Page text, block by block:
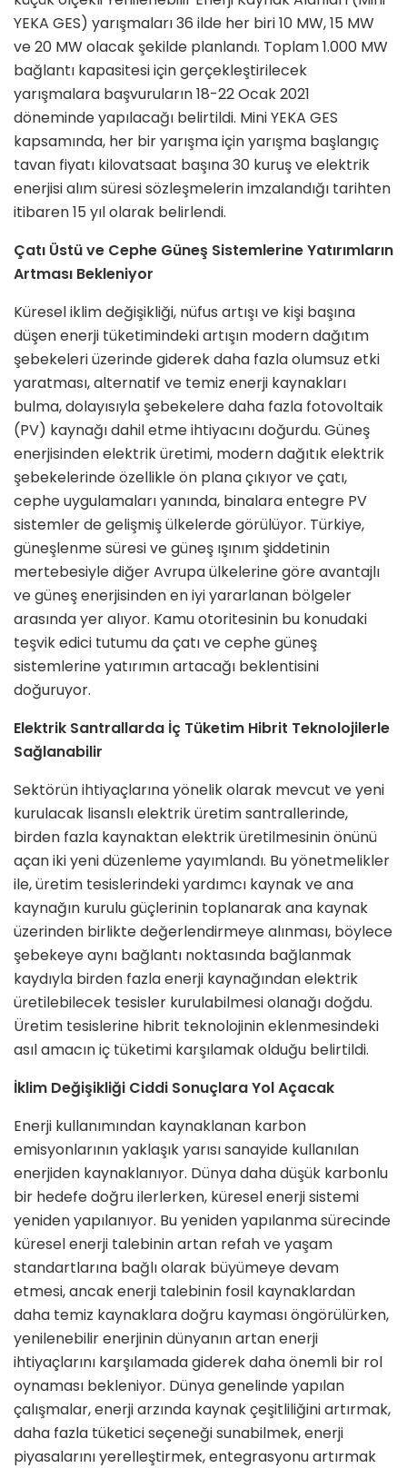
YEKA GES) yarışmaları 36 ilde her biri 10 MW, 15 MW
ve 20 MW olacak şekilde planlandı. Toplam 1.000 MW
bağlantı kapasitesi için gerçekleştirilecek
yarışmalara başvuruların 18-22 Ocak 2021
döneminde yapılacağı belirtildi. Mini YEKA GES
kapsamında, her bir yarışma için yarışma başlangıç
tavan fiyatı kilovatsaat başına 30 kuruş ve elektrik
enerjisi alım süresi sözleşmelerin imzalandığı tarihten
itibaren 15 yıl olarak belirlendi.
Çatı Üstü ve Cephe Güneş Sistemlerine Yatırımların
Artması Bekleniyor
Küresel iklim değişikliği, nüfus artışı ve kişi başına
düşen enerji tüketimindeki artışın modern dağıtım
şebekeleri üzerinde giderek daha fazla olumsuz etki
yaratması, alternatif ve temiz enerji kaynakları
bulma, dolayısıyla şebekelere daha fazla fotovoltaik
(PV) kaynağı dahil etme ihtiyacını doğurdu. Güneş
enerjisinden elektrik üretimi, modern dağıtık elektrik
şebekelerinde özellikle ön plana çıkıyor ve çatı,
cephe uygulamaları yanında, binalara entegre PV
sistemler de gelişmiş ülkelerde görülüyor. Türkiye,
güneşlenme süresi ve güneş ışınım şiddetinin
mertebesiyle diğer Avrupa ülkelerine göre avantajlı
ve güneş enerjisinden en iyi yararlanan bölgeler
arasında yer alıyor. Kamu otoritesinin bu konudaki
teşvik edici tutumu da çatı ve cephe güneş
sistemlerine yatırımın artacağı beklentisini
doğuruyor.
Elektrik Santrallarda İç Tüketim Hibrit Teknolojilerle
Sağlanabilir
Sektörün ihtiyaçlarına yönelik olarak mevcut ve yeni
kurulacak lisanslı elektrik üretim santrallerinde,
birden fazla kaynaktan elektrik üretilmesinin önünü
açan iki yeni düzenleme yayımlandı. Bu yönetmelikler
ile, üretim tesislerindeki yardımcı kaynak ve ana
kaynağın kurulu güçlerinin toplanarak ana kaynak
üzerinden birlikte değerlendirmeye alınması, böylece
şebekeye aynı bağlantı noktasında bağlanmak
kaydıyla birden fazla enerji kaynağından elektrik
üretilebilecek tesisler kurulabilmesi olanağı doğdu.
Üretim tesislerine hibrit teknolojinin eklenmesindeki
asıl amacın iç tüketimi karşılamak olduğu belirtildi.
İklim Değişikliği Ciddi Sonuçlara Yol Açacak
Enerji kullanımından kaynaklanan karbon
emisyonlarının yaklaşık yarısı sanayide kullanılan
enerjiden kaynaklanıyor. Dünya daha düşük karbonlu
bir hedefe doğru ilerlerken, küresel enerji sistemi
yeniden yapılanıyor. Bu yeniden yapılanma sürecinde
küresel enerji talebinin artan refah ve yaşam
standartlarına bağlı olarak büyümeye devam
etmesi, ancak enerji talebinin fosil kaynaklardan
daha temiz kaynaklara doğru kayması öngörülürken,
yenilenebilir enerjinin dünyanın artan enerji
ihtiyaçlarını karşılamada giderek daha önemli bir rol
oynaması bekleniyor. Dünya genelinde yapılan
çalışmalar, enerji arzında kaynak çeşitliliğini artırmak,
daha fazla tüketici seçeneği sunabilmek, enerji
piyasalarını yerelleştirmek, entegrasyonu artırmak